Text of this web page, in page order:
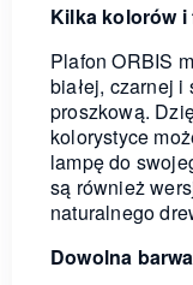
Kilka kolorów
Plafon ORBIS
białej, czarnej
proszkową.
kolorystyce
lampę do
są również
naturalnego
Dowolna